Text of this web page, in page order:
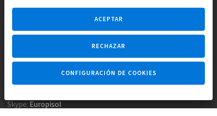
Agencia inmobiliaria +34 647 173 382
Empresa constructora +34 607 961 116
Skype: Europisol
ACEPTAR
RECHAZAR
CONFIGURACIÓN DE COOKIES